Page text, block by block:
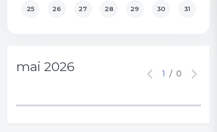
25 26 27 28 29 30 31
mai 2026 1 / 0